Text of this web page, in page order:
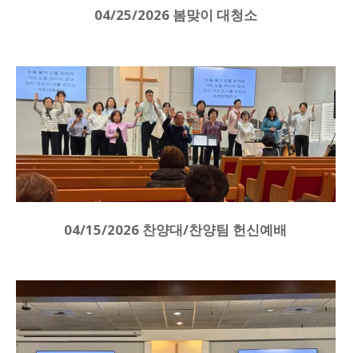
04/25/2026 봄맞이 대청소
04/15/2026 찬양대/찬양팀 헌신예배